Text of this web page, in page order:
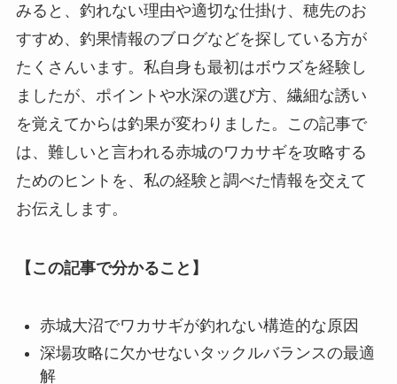
みると、釣れない理由や適切な仕掛け、穂先のお
すすめ、釣果情報のブログなどを探している方が
たくさんいます。私自身も最初はボウズを経験し
ましたが、ポイントや水深の選び方、繊細な誘い
を覚えてからは釣果が変わりました。この記事で
は、難しいと言われる赤城のワカサギを攻略する
ためのヒントを、私の経験と調べた情報を交えて
お伝えします。
【この記事で分かること】
赤城大沼でワカサギが釣れない構造的な原因
深場攻略に欠かせないタックルバランスの最適
解